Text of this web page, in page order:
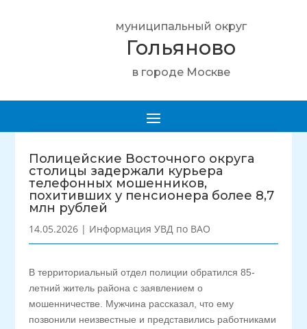
муниципальный округ
Гольяново
в городе Москве
Полицейские Восточного округа
столицы задержали курьера
телефонных мошенников,
похитивших у пенсионера более 8,7
млн рублей
14.05.2026 | Информация УВД по ВАО
В территориальный отдел полиции обратился 85-
летний житель района с заявлением о
мошенничестве. Мужчина рассказал, что ему
позвонили неизвестные и представились работниками